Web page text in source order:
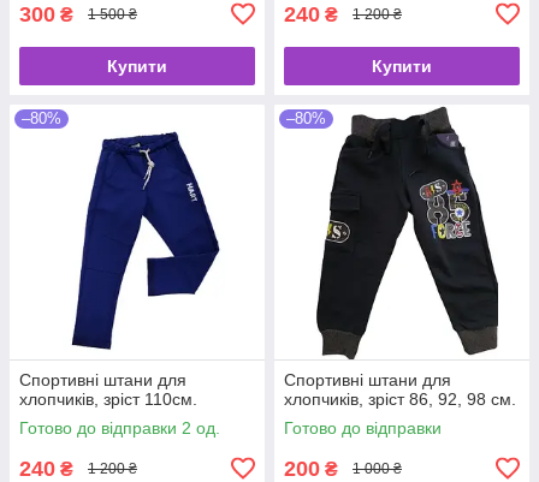
300 ₴ 1 500 ₴
Купити
240 ₴ 1 200 ₴
Купити
–80%
Спортивні штани для
хлопчиків, зріст 110см.
Готово до відправки 2 од.
240 ₴ 1 200 ₴
–80%
Спортивні штани для
хлопчиків, зріст 86, 92, 98 см.
Готово до відправки
200 ₴ 1 000 ₴